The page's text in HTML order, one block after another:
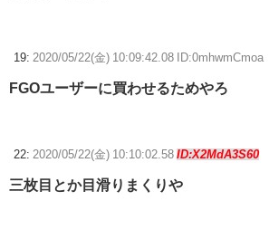
19: 2020/05/22(金) 10:09:42.08 ID:0mhwmCmoa
FGOユーザーに買わせるためやろ
22: 2020/05/22(金) 10:10:02.58 ID:X2MdA3S60
三枚目とか目滑りまくりや